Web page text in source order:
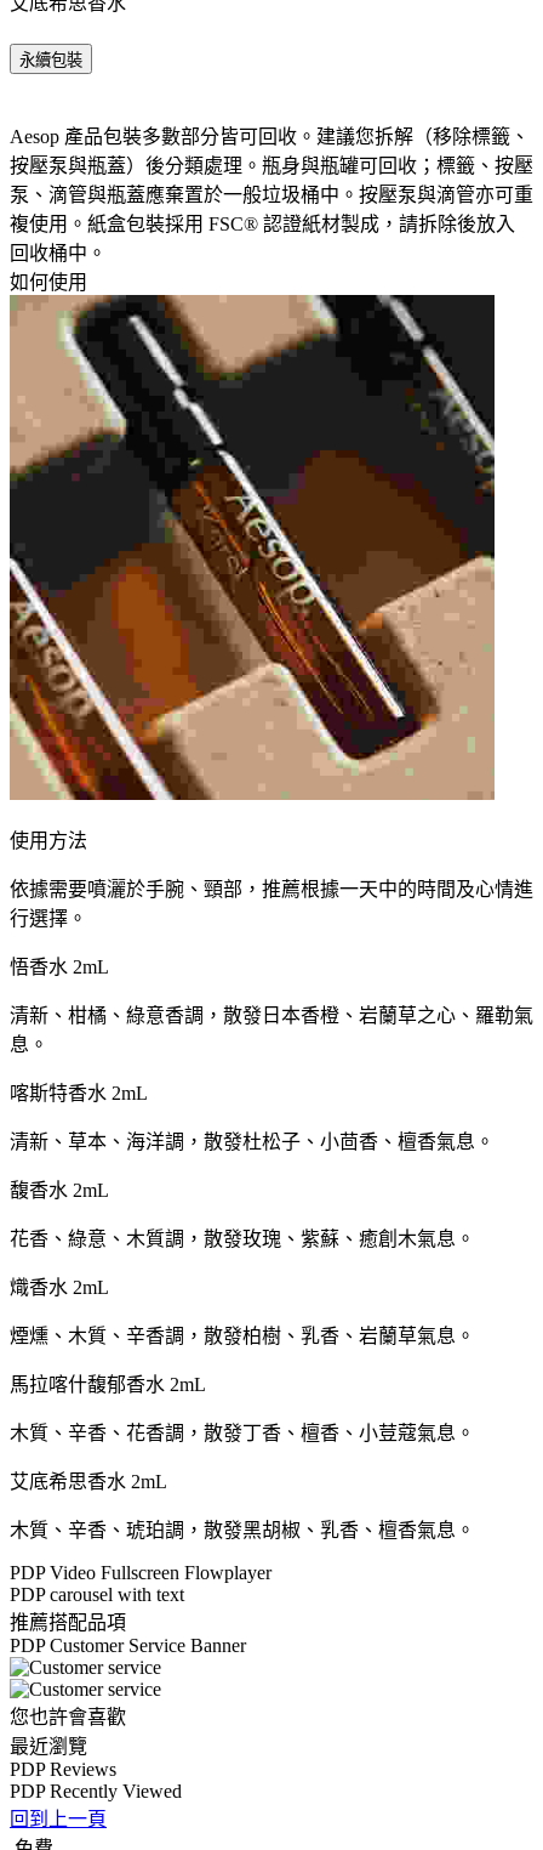
永續包裝
Aesop 產品包裝多數部分皆可回收。建議您拆解（移除標籤、
按壓泵與瓶蓋）後分類處理。瓶身與瓶罐可回收；標籤、按壓
泵、滴管與瓶蓋應棄置於一般垃圾桶中。按壓泵與滴管亦可重
複使用。紙盒包裝採用 FSC® 認證紙材製成，請拆除後放入
回收桶中。​
如何使用
使用方法
依據需要噴灑於手腕、頸部，推薦根據一天中的時間及心情進
行選擇。
悟香水 2mL
清新、柑橘、綠意香調，散發日本香橙、岩蘭草之心、羅勒氣
息。
喀斯特香水 2mL
清新、草本、海洋調，散發杜松子、小茴香、檀香氣息。
馥香水 2mL
花香、綠意、木質調，散發玫瑰、紫蘇、癒創木氣息。
熾香水 2mL
煙燻、木質、辛香調，散發柏樹、乳香、岩蘭草氣息。
馬拉喀什馥郁香水 2mL
木質、辛香、花香調，散發丁香、檀香、小荳蔻氣息。
艾底希思香水 2mL
木質、辛香、琥珀調，散發黑胡椒、乳香、檀香氣息。
PDP Video Fullscreen Flowplayer
PDP carousel with text
推薦搭配品項
PDP Customer Service Banner
您也許會喜歡
最近瀏覽
PDP Reviews
PDP Recently Viewed
回到上一頁